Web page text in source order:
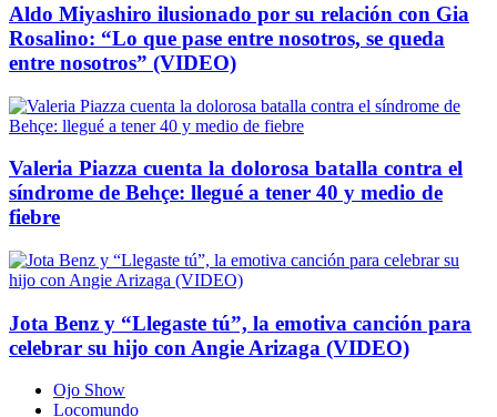
Aldo Miyashiro ilusionado por su relación con Gia
Rosalino: “Lo que pase entre nosotros, se queda
entre nosotros” (VIDEO)
Valeria Piazza cuenta la dolorosa batalla contra el
síndrome de Behçe: llegué a tener 40 y medio de
fiebre
Jota Benz y “Llegaste tú”, la emotiva canción para
celebrar su hijo con Angie Arizaga (VIDEO)
Ojo Show
Locomundo